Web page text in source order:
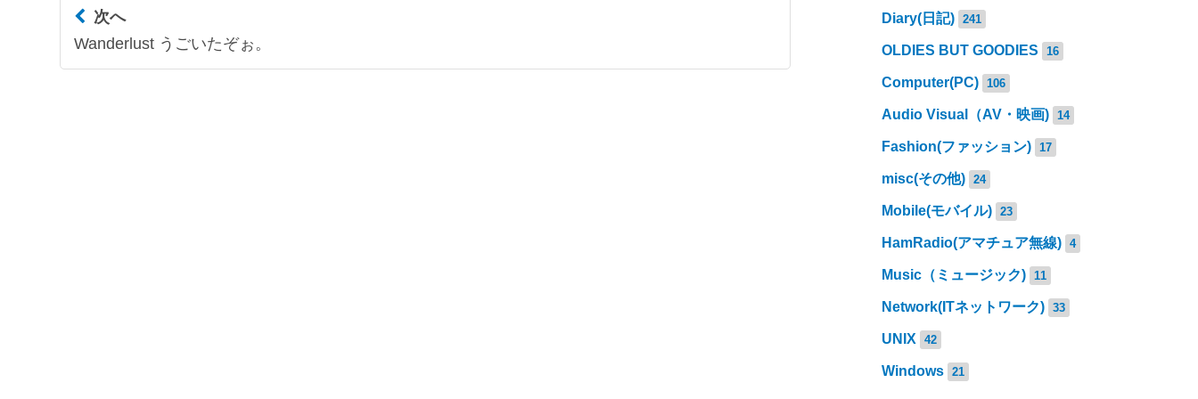
次へ
Wanderlust うごいたぞぉ。
Diary(日記) 241
OLDIES BUT GOODIES 16
Computer(PC) 106
Audio Visual（AV・映画) 14
Fashion(ファッション) 17
misc(その他) 24
Mobile(モバイル) 23
HamRadio(アマチュア無線) 4
Music（ミュージック) 11
Network(ITネットワーク) 33
UNIX 42
Windows 21